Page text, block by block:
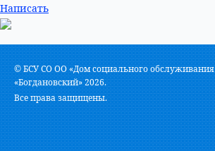
Написать
© БСУ СО ОО «Дом социального обслуживания
«Богдановский» 2026.
Все права защищены.